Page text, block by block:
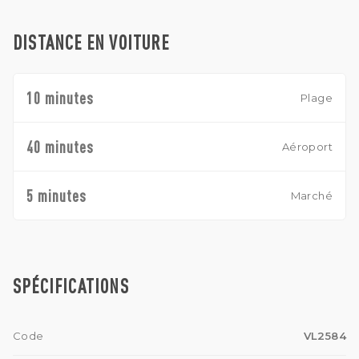
DISTANCE EN VOITURE
10 minutes Plage
40 minutes Aéroport
5 minutes Marché
SPÉCIFICATIONS
Code VL2584